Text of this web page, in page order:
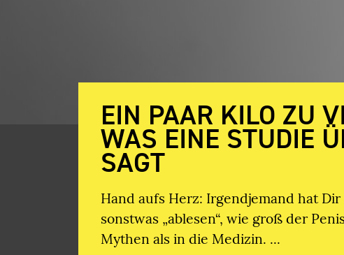
EIN PAAR KILO ZU
WAS EINE STUDIE
SAGT
Hand aufs Herz: Irgendjemand hat
sonstwas „ablesen“, wie groß der
Mythen als in die Medizin.